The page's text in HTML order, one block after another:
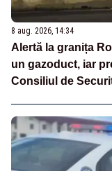
8 aug. 2026, 14:34
Alertă la granița
un gazoduct, iar
Consiliul de